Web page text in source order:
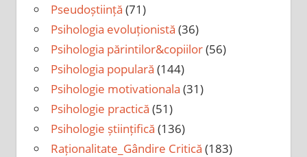
Pseudoștiință (71)
Psihologia evoluționistă (36)
Psihologia părintilor&copiilor(56)
Psihologia populară (144)
Psihologie motivationala (31)
Psihologie practică (51)
Psihologie științifică (136)
Raționalitate_Gândire Critică (183)